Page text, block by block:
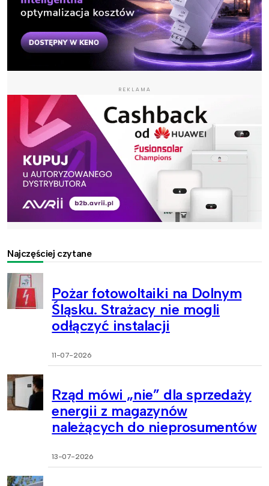
REKLAMA
Najczęściej czytane
Pożar fotowoltaiki na Dolnym
Śląsku. Strażacy nie mogli
odłączyć instalacji
11-07-2026
Rząd mówi „nie” dla sprzedaży
energii z magazynów
należących do nieprosumentów
13-07-2026